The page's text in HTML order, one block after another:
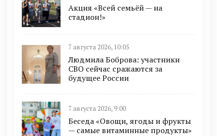
Акция «Всей семьёй — на
стадион!»
7 августа 2026, 10:05
Людмила Боброва: участники
СВО сейчас сражаются за
будущее России
7 августа 2026, 9:00
Беседа «Овощи, ягоды и фрукты
— самые витаминные продукты»